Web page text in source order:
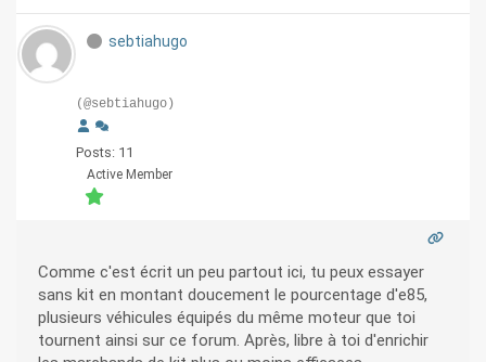
sebtiahugo
(@sebtiahugo)
Posts: 11
Active Member
Comme c'est écrit un peu partout ici, tu peux essayer
sans kit en montant doucement le pourcentage d'e85,
plusieurs véhicules équipés du même moteur que toi
tournent ainsi sur ce forum. Après, libre à toi d'enrichir